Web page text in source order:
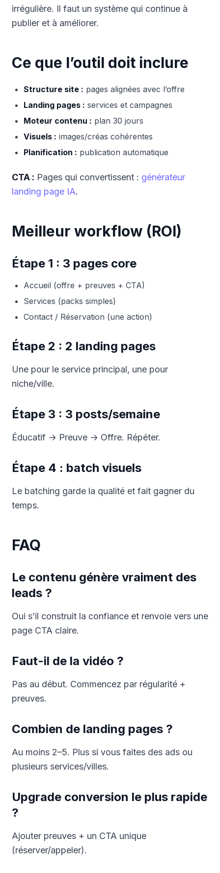
irrégulière. Il faut un système qui continue à
publier et à améliorer.
Ce que l’outil doit inclure
Structure site : pages alignées avec l’offre
Landing pages : services et campagnes
Moteur contenu : plan 30 jours
Visuels : images/créas cohérentes
Planification : publication automatique
CTA : Pages qui convertissent : générateur
landing page IA.
Meilleur workflow (ROI)
Étape 1 : 3 pages core
Accueil (offre + preuves + CTA)
Services (packs simples)
Contact / Réservation (une action)
Étape 2 : 2 landing pages
Une pour le service principal, une pour
niche/ville.
Étape 3 : 3 posts/semaine
Éducatif → Preuve → Offre. Répéter.
Étape 4 : batch visuels
Le batching garde la qualité et fait gagner du
temps.
FAQ
Le contenu génère vraiment des
leads ?
Oui s’il construit la confiance et renvoie vers une
page CTA claire.
Faut-il de la vidéo ?
Pas au début. Commencez par régularité +
preuves.
Combien de landing pages ?
Au moins 2–5. Plus si vous faites des ads ou
plusieurs services/villes.
Upgrade conversion le plus rapide
?
Ajouter preuves + un CTA unique
(réserver/appeler).